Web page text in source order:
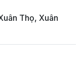
Thọ, Xuân